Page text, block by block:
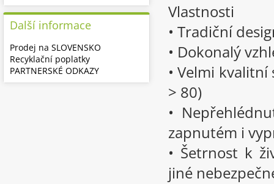
Vlastnosti
• Tradiční
• Dokonalý
• Velmi
> 80)
•
zapnutém i
• Šetrnost k
jiné
Další informace
Prodej na SLOVENSKO
Recyklační poplatky
PARTNERSKÉ ODKAZY